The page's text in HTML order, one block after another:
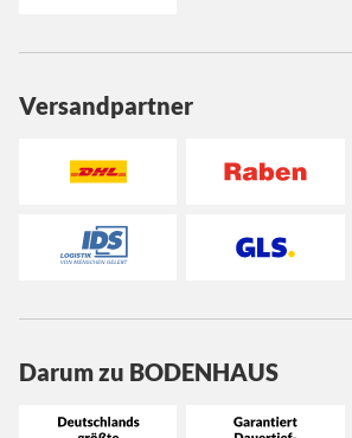
Versandpartner
Darum zu BODENHAUS